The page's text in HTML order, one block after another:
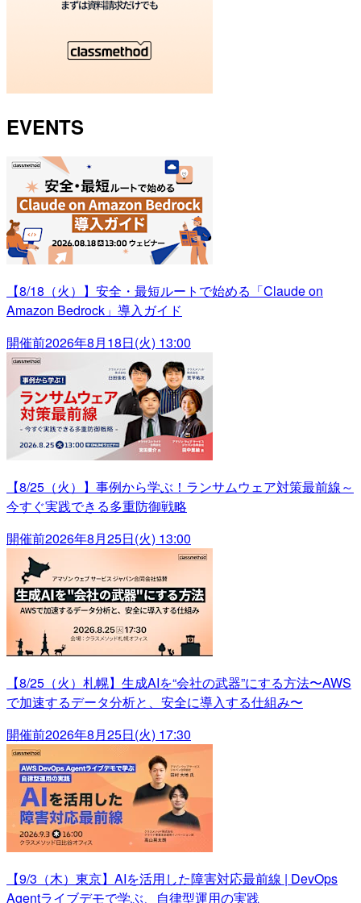
EVENTS
【8/18（火）】安全・最短ルートで始める「Claude on
Amazon Bedrock」導入ガイド
開催前2026年8月18日(火) 13:00
【8/25（火）】事例から学ぶ！ランサムウェア対策最前線～
今すぐ実践できる多重防御戦略
開催前2026年8月25日(火) 13:00
【8/25（火）札幌】生成AIを“会社の武器”にする方法〜AWS
で加速するデータ分析と、安全に導入する仕組み〜
開催前2026年8月25日(火) 17:30
【9/3（木）東京】AIを活用した障害対応最前線 | DevOps
Agentライブデモで学ぶ、自律型運用の実践